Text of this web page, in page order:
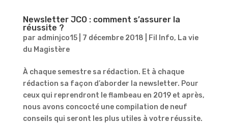
Newsletter JCO : comment s’assurer la
réussite ?
par adminjco15| 7 décembre 2018 Fil Info, La vie
du Magistère
À chaque semestre sa rédaction. Et à chaque
rédaction sa façon d’aborder la newsletter. Pour
ceux qui reprendront le flambeau en 2019 et après,
nous avons concocté une compilation de neuf
conseils qui seront les plus utiles à votre réussite.